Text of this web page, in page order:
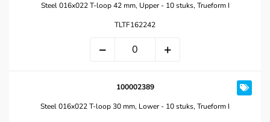
Steel 016x022 T-loop 42 mm, Upper - 10 stuks, Trueform I
TLTF162242
100002389
Steel 016x022 T-loop 30 mm, Lower - 10 stuks, Trueform I